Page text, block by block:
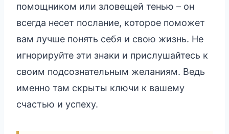
помощником или зловещей тенью – он
всегда несет послание, которое поможет
вам лучше понять себя и свою жизнь. Не
игнорируйте эти знаки и прислушайтесь к
своим подсознательным желаниям. Ведь
именно там скрыты ключи к вашему
счастью и успеху.